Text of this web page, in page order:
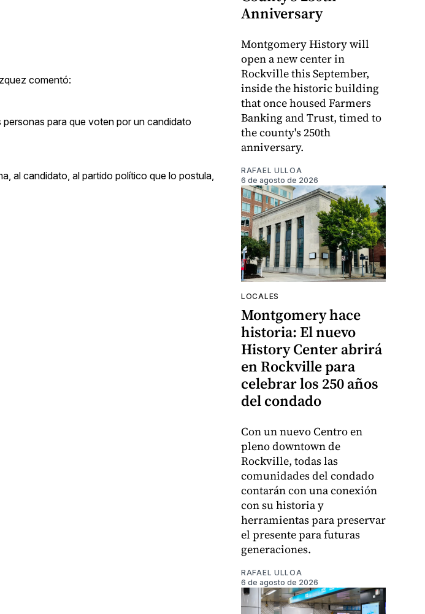
comentó:
para que voten por un candidato
al candidato, al partido político que lo postula,
Anniversary
Montgomery History will
open a new center in
Rockville this September,
inside the historic building
that once housed Farmers
Banking and Trust, timed to
the county's 250th
anniversary.
RAFAEL ULLOA
6 de agosto de 2026
LOCALES
Montgomery hace
historia: El nuevo
History Center abrirá
en Rockville para
celebrar los 250 años
del condado
Con un nuevo Centro en
pleno downtown de
Rockville, todas las
comunidades del condado
contarán con una conexión
con su historia y
herramientas para preservar
el presente para futuras
generaciones.
RAFAEL ULLOA
6 de agosto de 2026